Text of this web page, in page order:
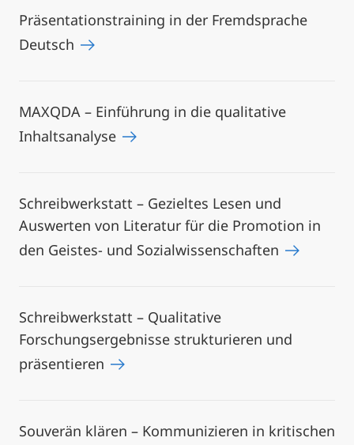
Präsentationstraining in der Fremdsprache
Deutsch
MAXQDA – Einführung in die qualitative
Inhaltsanalyse
Schreibwerkstatt – Gezieltes Lesen und
Auswerten von Literatur für die Promotion in
den Geistes- und Sozialwissenschaften
Schreibwerkstatt – Qualitative
Forschungsergebnisse strukturieren und
präsentieren
Souverän klären – Kommunizieren in kritischen